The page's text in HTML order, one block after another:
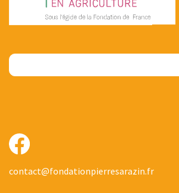
Rechercher
contact@fondationpierresarazin.fr